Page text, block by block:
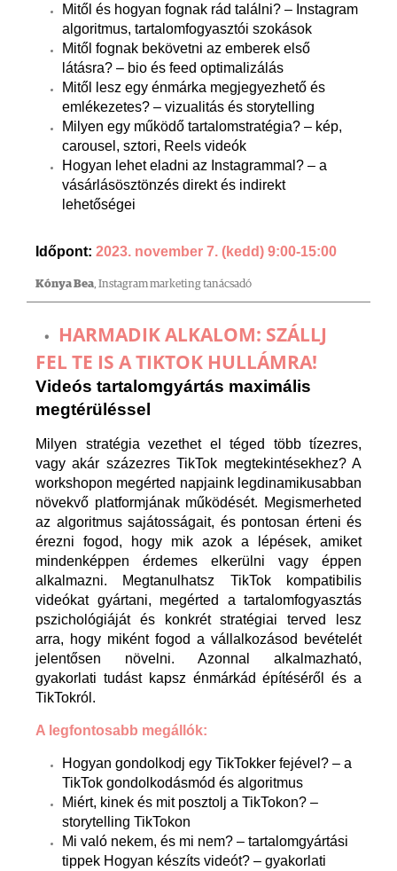
Mitől és hogyan fognak rád találni? – Instagram
algoritmus, tartalomfogyasztói szokások
Mitől fognak bekövetni az emberek első
látásra? – bio és feed optimalizálás
Mitől lesz egy énmárka megjegyezhető és
emlékezetes? – vizualitás és storytelling
Milyen egy működő tartalomstratégia? – kép,
carousel, sztori, Reels videók
Hogyan lehet eladni az Instagrammal? – a
vásárlásösztönzés direkt és indirekt
lehetőségei
Időpont: 2023. november 7. (kedd) 9:00-15:00
Kónya Bea, Instagram marketing tanácsadó
HARMADIK ALKALOM: SZÁLLJ
FEL TE IS A TIKTOK HULLÁMRA!
Videós tartalomgyártás maximális
megtérüléssel
Milyen stratégia vezethet el téged több tízezres,
vagy akár százezres TikTok megtekintésekhez? A
workshopon megérted napjaink legdinamikusabban
növekvő platformjának működését. Megismerheted
az algoritmus sajátosságait, és pontosan érteni és
érezni fogod, hogy mik azok a lépések, amiket
mindenképpen érdemes elkerülni vagy éppen
alkalmazni. Megtanulhatsz TikTok kompatibilis
videókat gyártani, megérted a tartalomfogyasztás
pszichológiáját és konkrét stratégiai terved lesz
arra, hogy miként fogod a vállalkozásod bevételét
jelentősen növelni. Azonnal alkalmazható,
gyakorlati tudást kapsz énmárkád építéséről és a
TikTokról.
A legfontosabb megállók:
Hogyan gondolkodj egy TikTokker fejével? – a
TikTok gondolkodásmód és algoritmus
Miért, kinek és mit posztolj a TikTokon? –
storytelling TikTokon
Mi való nekem, és mi nem? – tartalomgyártási
tippek Hogyan készíts videót? – gyakorlati